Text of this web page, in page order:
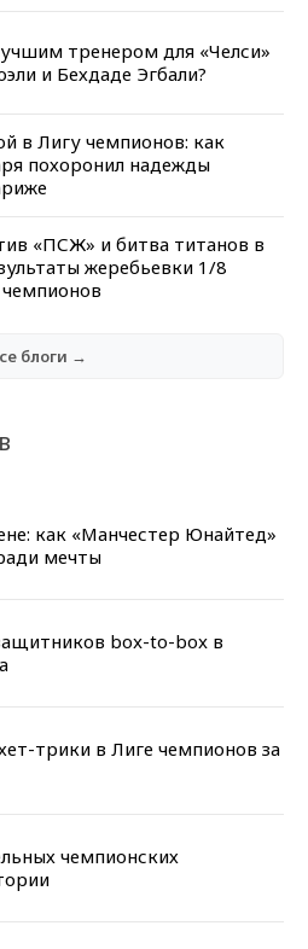
тренером для «Челси»
и Бехдаде Эгбали?
в Лигу чемпионов: как
похоронил надежды
«ПСЖ» и битва титанов в
жеребьевки 1/8
блоги →
как «Манчестер Юнайтед»
мечты
box-to-box в
трики в Лиге чемпионов за
чемпионских